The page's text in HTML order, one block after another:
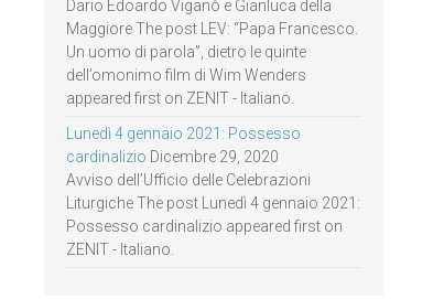
Dario Edoardo Viganò e Gianluca della
Maggiore The post LEV: “Papa Francesco.
Un uomo di parola”, dietro le quinte
dell’omonimo film di Wim Wenders
appeared first on ZENIT - Italiano.
Lunedì 4 gennaio 2021: Possesso
cardinalizio Dicembre 29, 2020
Avviso dell’Ufficio delle Celebrazioni
Liturgiche The post Lunedì 4 gennaio 2021:
Possesso cardinalizio appeared first on
ZENIT - Italiano.